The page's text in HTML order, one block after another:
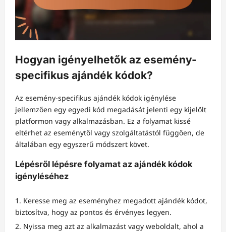
Hogyan igényelhetők az esemény-
specifikus ajándék kódok?
Az esemény-specifikus ajándék kódok igénylése
jellemzően egy egyedi kód megadását jelenti egy kijelölt
platformon vagy alkalmazásban. Ez a folyamat kissé
eltérhet az eseménytől vagy szolgáltatástól függően, de
általában egy egyszerű módszert követ.
Lépésről lépésre folyamat az ajándék kódok
igényléséhez
Keresse meg az eseményhez megadott ajándék kódot,
biztosítva, hogy az pontos és érvényes legyen.
Nyissa meg azt az alkalmazást vagy weboldalt, ahol a